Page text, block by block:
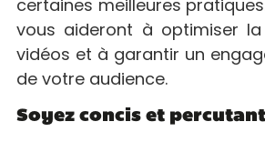
certaines meilleures
vous aideront à optimiser
vidéos et à garantir un
de votre audience.
Soyez concis et percutant